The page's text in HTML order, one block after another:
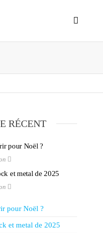
RÉCENT
pour Noël ?
et metal de 2025
pour Noël ?
et metal de 2025